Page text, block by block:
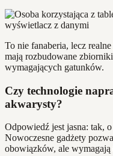
To nie fanaberia, lecz realne
mają rozbudowane
wymagających gatunków.
Czy technologie
akwarysty?
Odpowiedź jest jasna: tak,
Nowoczesne gadżety
obowiązków, ale